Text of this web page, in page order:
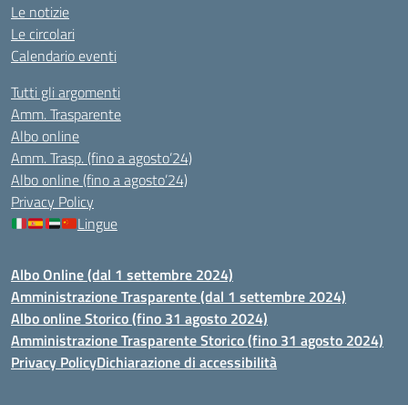
Le notizie
Le circolari
Calendario eventi
Tutti gli argomenti
Amm. Trasparente
Albo online
Amm. Trasp. (fino a agosto’24)
Albo online (fino a agosto’24)
Privacy Policy
Lingue
Albo Online (dal 1 settembre 2024)
Amministrazione Trasparente (dal 1 settembre 2024)
Albo online Storico (fino 31 agosto 2024)
Amministrazione Trasparente Storico (fino 31 agosto 2024)
Privacy PolicyDichiarazione di accessibilità